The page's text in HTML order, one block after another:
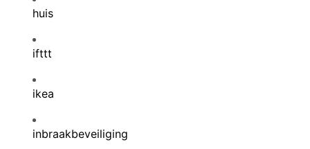
huis
ifttt
ikea
inbraakbeveiliging